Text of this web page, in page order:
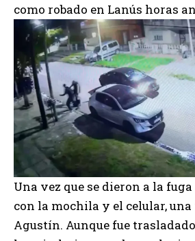
como robado en Lanús horas
Una vez que se dieron a la
con la mochila y el celular,
Agustín. Aunque fue